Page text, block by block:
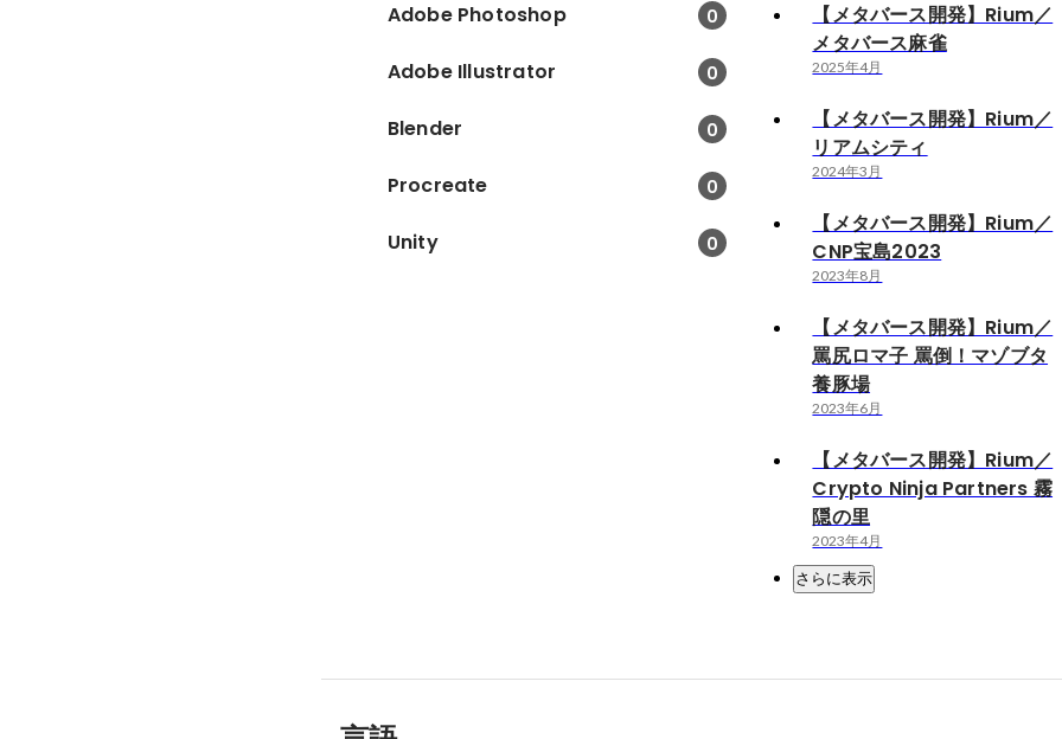
Adobe Photoshop 0
Adobe Illustrator 0
Blender 0
Procreate 0
Unity 0
【メタバース開発】Rium／
メタバース麻雀
2025年4月
【メタバース開発】Rium／
リアムシティ
2024年3月
【メタバース開発】Rium／
CNP宝島2023
2023年8月
【メタバース開発】Rium／
罵尻ロマ子 罵倒！マゾブタ
養豚場
2023年6月
【メタバース開発】Rium／
Crypto Ninja Partners 霧
隠の里
2023年4月
さらに表示